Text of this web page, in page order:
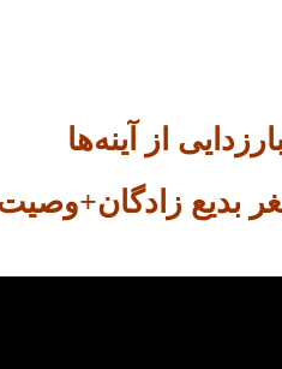
از آینه‌ها
بدیع